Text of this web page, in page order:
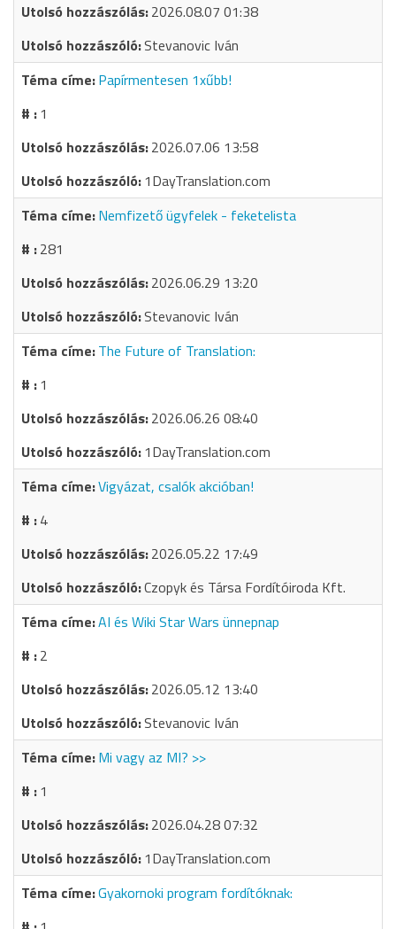
2026.08.07 01:38
Stevanovic Iván
Papírmentesen 1xűbb!
1
2026.07.06 13:58
1DayTranslation.com
Nemfizető ügyfelek - feketelista
281
2026.06.29 13:20
Stevanovic Iván
The Future of Translation:
1
2026.06.26 08:40
1DayTranslation.com
Vigyázat, csalók akcióban!
4
2026.05.22 17:49
Czopyk és Társa Fordítóiroda Kft.
AI és Wiki Star Wars ünnepnap
2
2026.05.12 13:40
Stevanovic Iván
Mi vagy az MI? >>
1
2026.04.28 07:32
1DayTranslation.com
Gyakornoki program fordítóknak: